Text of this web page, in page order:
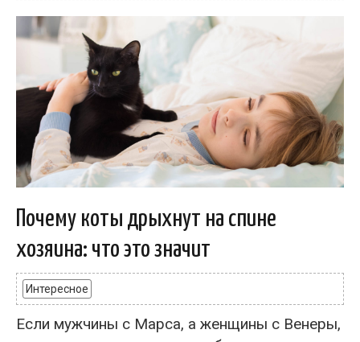
Почему коты дрыхнут на спине
хозяина: что это значит
Интересное
Если мужчины с Марса, а женщины с Венеры,